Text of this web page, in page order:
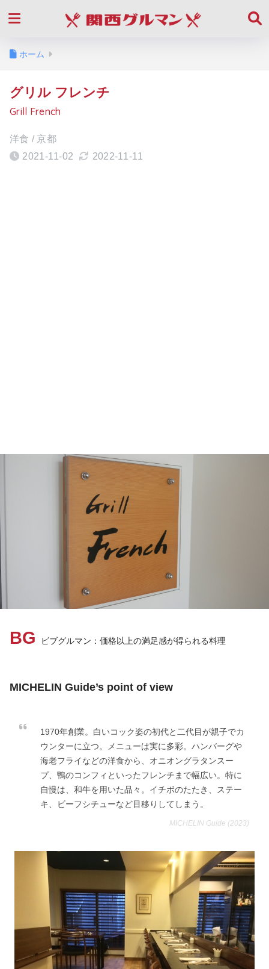
ホーム
グリル フレンチ
Grill French
洋食 / 京都
2021-11-02
2022-11-11
BG ビブグルマン：価格以上の満足感が得られる料理
MICHELIN Guide’s point of view
1970年創業。白いコック姿の初代と二代目が親子でカ
ウンターに立つ。メニューは実に多彩。ハンバーグや
海老フライなどの洋食から、オニオングラタンスー
プ、鴨のコンフィといったフレンチまで幅広い。特に
自慢は、和牛を用いた品々。イチボのたたき、ステー
キ、ビーフシチューなど目移りしてしまう。
MICHELIN Guide (2023)